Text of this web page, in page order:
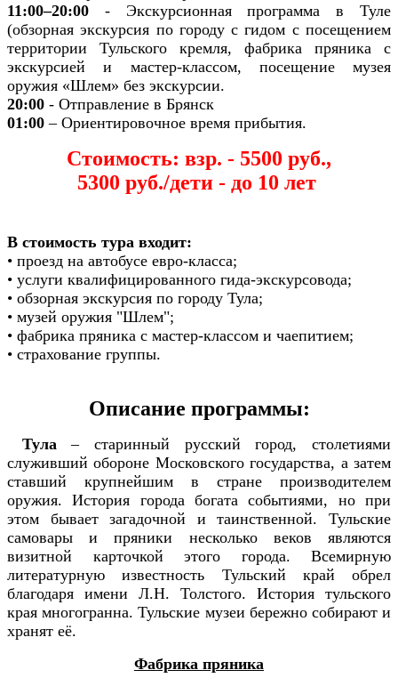
11:00–20:00 - Экскурсионная программа в Туле
(обзорная экскурсия по городу с гидом с посещением
территории Тульского кремля, фабрика пряника с
экскурсией и мастер-классом, посещение музея
оружия «Шлем» без экскурсии.
20:00 - Отправление в Брянск
01:00 – Ориентировочное время прибытия.
Стоимость: взр. - 5500 руб.,
5300 руб./дети - до 10 лет
В стоимость тура входит:
• проезд на автобусе евро-класса;
• услуги квалифицированного гида-экскурсовода;
• обзорная экскурсия по городу Тула;
• музей оружия "Шлем";
• фабрика пряника с мастер-классом и чаепитием;
• страхование группы.
Описание программы:
Тула – старинный русский город, столетиями
служивший обороне Московского государства, а затем
ставший крупнейшим в стране производителем
оружия. История города богата событиями, но при
этом бывает загадочной и таинственной. Тульские
самовары и пряники несколько веков являются
визитной карточкой этого города. Всемирную
литературную известность Тульский край обрел
благодаря имени Л.Н. Толстого. История тульского
края многогранна. Тульские музеи бережно собирают и
хранят её.
Фабрика пряника